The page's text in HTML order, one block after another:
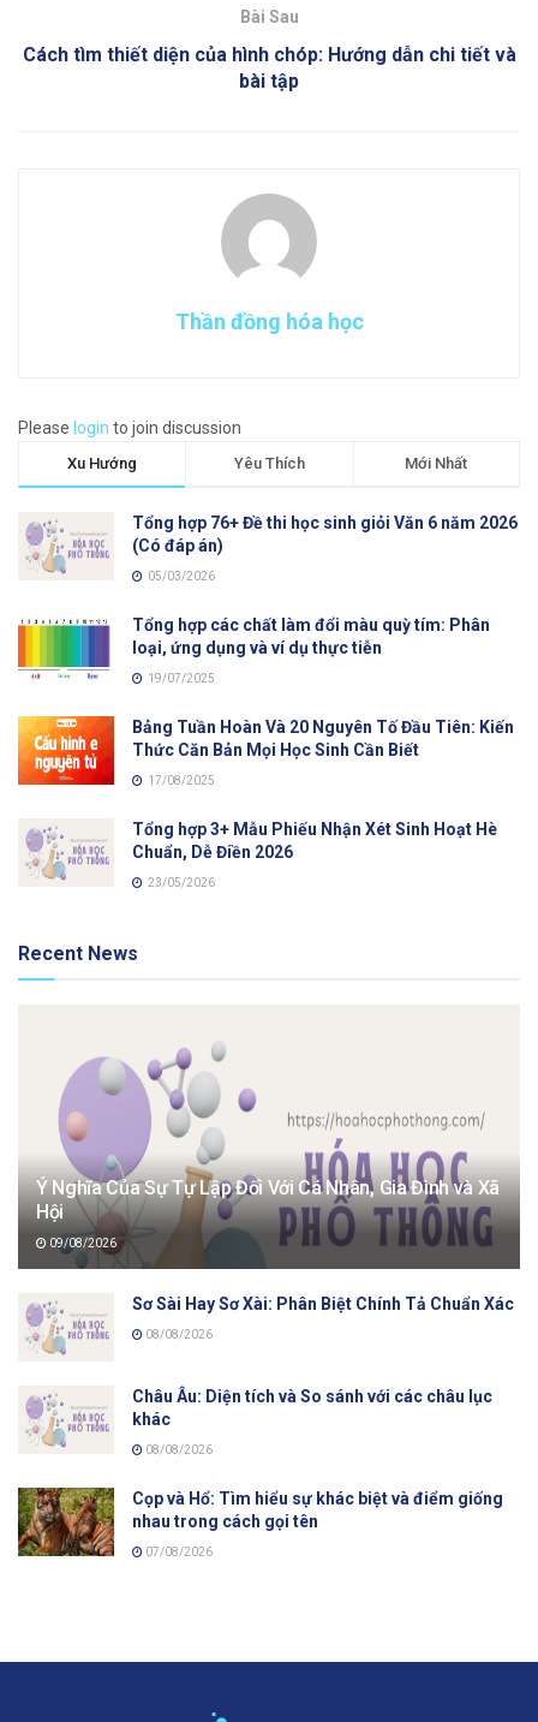
Bài Sau
Cách tìm thiết diện của hình chóp: Hướng dẫn chi tiết và
bài tập
Thần đồng hóa học
Please login to join discussion
Xu Hướng Yêu Thích Mới Nhất
Tổng hợp 76+ Đề thi học sinh giỏi Văn 6 năm 2026
(Có đáp án)
05/03/2026
Tổng hợp các chất làm đổi màu quỳ tím: Phân
loại, ứng dụng và ví dụ thực tiễn
19/07/2025
Bảng Tuần Hoàn Và 20 Nguyên Tố Đầu Tiên: Kiến
Thức Căn Bản Mọi Học Sinh Cần Biết
17/08/2025
Tổng hợp 3+ Mẫu Phiếu Nhận Xét Sinh Hoạt Hè
Chuẩn, Dễ Điền 2026
23/05/2026
Recent News
Ý Nghĩa Của Sự Tự Lập Đối Với Cá Nhân, Gia Đình và Xã
Hội
09/08/2026
Sơ Sài Hay Sơ Xài: Phân Biệt Chính Tả Chuẩn Xác
08/08/2026
Châu Âu: Diện tích và So sánh với các châu lục
khác
08/08/2026
Cọp và Hổ: Tìm hiểu sự khác biệt và điểm giống
nhau trong cách gọi tên
07/08/2026